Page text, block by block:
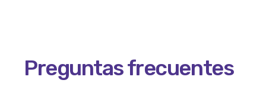
Preguntas frecuentes